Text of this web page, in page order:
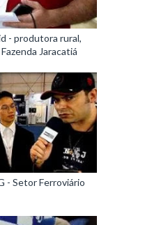
- produtora rural,
Jaracatiá
- Setor Ferroviário